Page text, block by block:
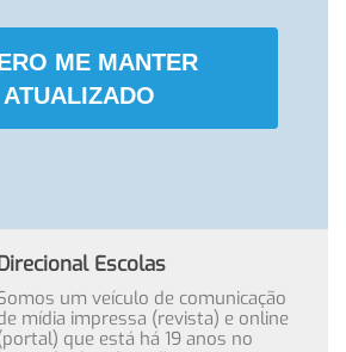
ME MANTER
ATUALIZADO
Escolas
um veículo de comunicação
mídia impressa (revista) e online
que está há 19 anos no